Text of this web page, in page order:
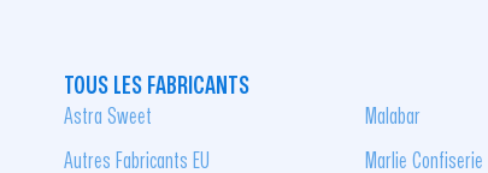
TOUS LES FABRICANTS
Astra Sweet
Autres Fabricants EU
Malabar
Marlie Confiserie